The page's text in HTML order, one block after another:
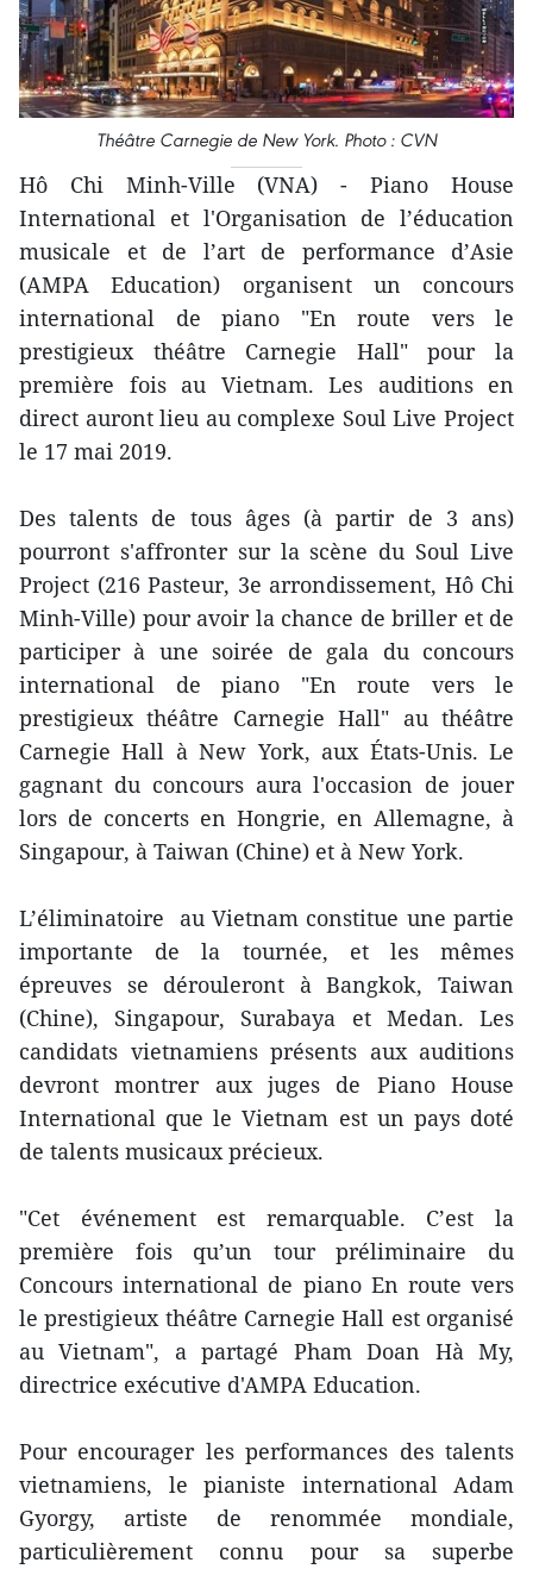
Théâtre Carnegie de New York. Photo : CVN
Hô Chi Minh-Ville (VNA) - Piano House
International et l'Organisation de l’éducation
musicale et de l’art de performance d’Asie
(AMPA Education) organisent un concours
international de piano "En route vers le
prestigieux théâtre Carnegie Hall" pour la
première fois au Vietnam. Les auditions en
direct auront lieu au complexe Soul Live Project
le 17 mai 2019.
Des talents de tous âges (à partir de 3 ans)
pourront s'affronter sur la scène du Soul Live
Project (216 Pasteur, 3e arrondissement, Hô Chi
Minh-Ville) pour avoir la chance de briller et de
participer à une soirée de gala du concours
international de piano "En route vers le
prestigieux théâtre Carnegie Hall" au théâtre
Carnegie Hall à New York, aux États-Unis. Le
gagnant du concours aura l'occasion de jouer
lors de concerts en Hongrie, en Allemagne, à
Singapour, à Taiwan (Chine) et à New York.
L’éliminatoire au Vietnam constitue une partie
importante de la tournée, et les mêmes
épreuves se dérouleront à Bangkok, Taiwan
(Chine), Singapour, Surabaya et Medan. Les
candidats vietnamiens présents aux auditions
devront montrer aux juges de Piano House
International que le Vietnam est un pays doté
de talents musicaux précieux.
"Cet événement est remarquable. C’est la
première fois qu’un tour préliminaire du
Concours international de piano En route vers
le prestigieux théâtre Carnegie Hall est organisé
au Vietnam", a partagé Pham Doan Hà My,
directrice exécutive d'AMPA Education.
Pour encourager les performances des talents
vietnamiens, le pianiste international Adam
Gyorgy, artiste de renommée mondiale,
particulièrement connu pour sa superbe